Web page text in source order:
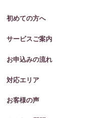
初めての方へ
サービスご案内
お申込みの流れ
対応エリア
お客様の声